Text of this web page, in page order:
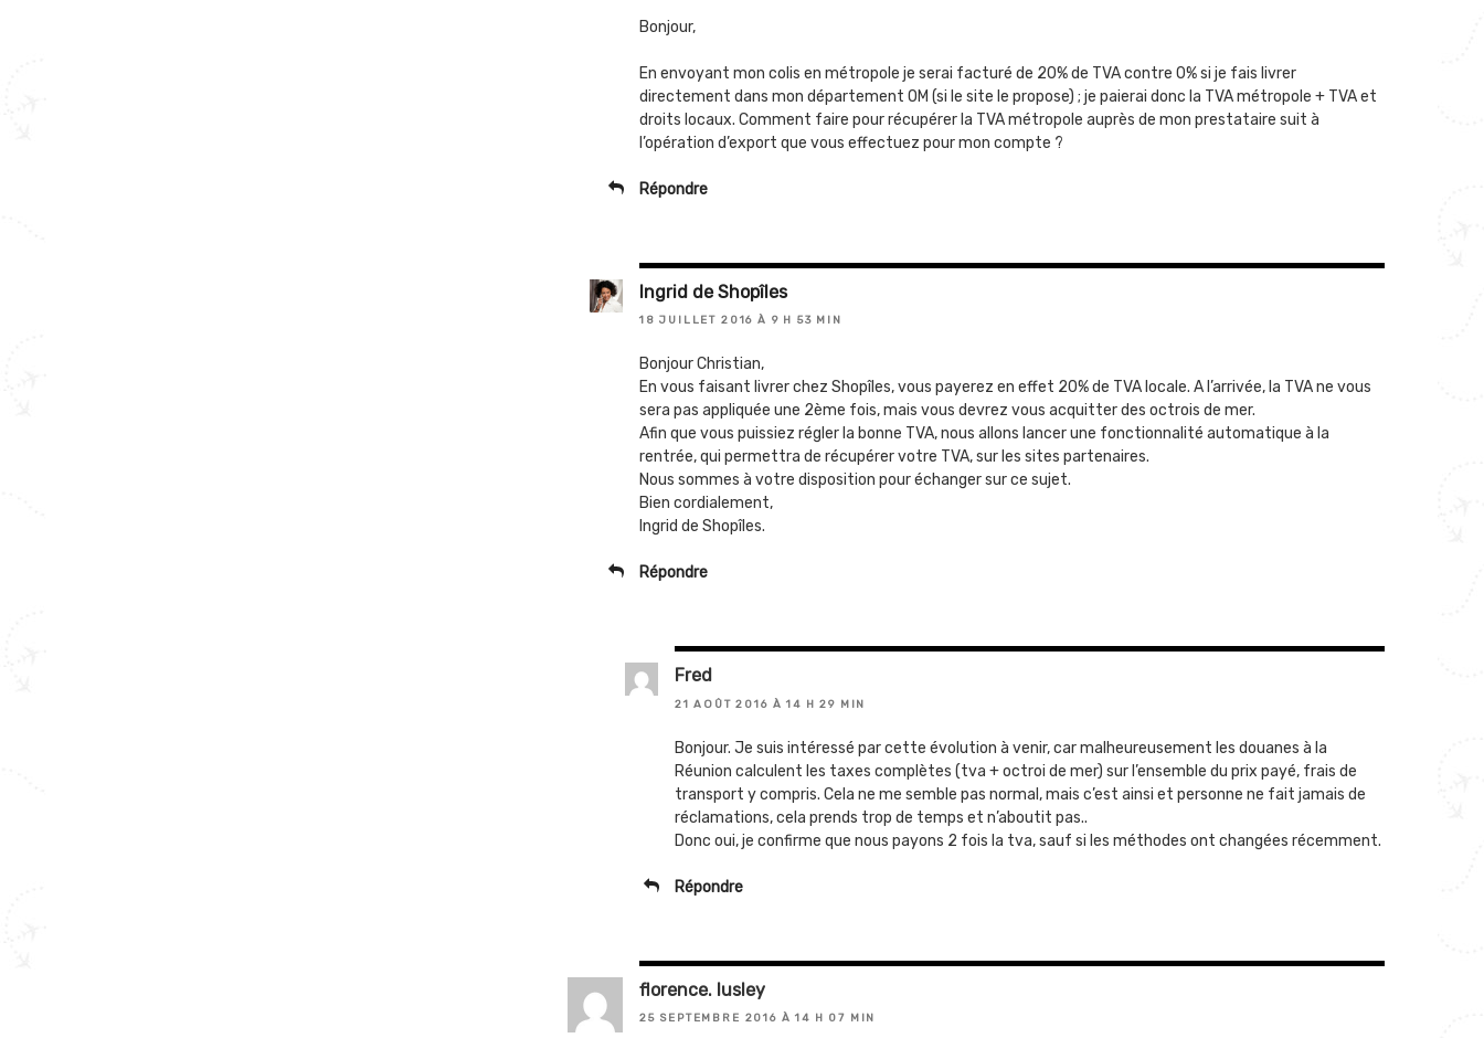
Bonjour,
En envoyant mon colis en métropole je serai facturé de 20% de TVA contre 0% si je fais livrer
directement dans mon département OM (si le site le propose) ; je paierai donc la TVA métropole + TVA et
droits locaux. Comment faire pour récupérer la TVA métropole auprès de mon prestataire suit à
l’opération d’export que vous effectuez pour mon compte ?
Répondre
Ingrid de Shopîles
18 JUILLET 2016 À 9 H 53 MIN
Bonjour Christian,
En vous faisant livrer chez Shopîles, vous payerez en effet 20% de TVA locale. A l’arrivée, la TVA ne vous
sera pas appliquée une 2ème fois, mais vous devrez vous acquitter des octrois de mer.
Afin que vous puissiez régler la bonne TVA, nous allons lancer une fonctionnalité automatique à la
rentrée, qui permettra de récupérer votre TVA, sur les sites partenaires.
Nous sommes à votre disposition pour échanger sur ce sujet.
Bien cordialement,
Ingrid de Shopîles.
Répondre
Fred
21 AOÛT 2016 À 14 H 29 MIN
Bonjour. Je suis intéressé par cette évolution à venir, car malheureusement les douanes à la
Réunion calculent les taxes complètes (tva + octroi de mer) sur l’ensemble du prix payé, frais de
transport y compris. Cela ne me semble pas normal, mais c’est ainsi et personne ne fait jamais de
réclamations, cela prends trop de temps et n’aboutit pas..
Donc oui, je confirme que nous payons 2 fois la tva, sauf si les méthodes ont changées récemment.
Répondre
florence. lusley
25 SEPTEMBRE 2016 À 14 H 07 MIN